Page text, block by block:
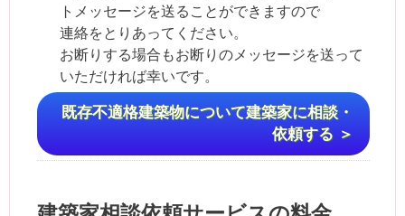
トメッセージを送ることができますので
連絡をとりあってください。
お断りする場合もお断りのメッセージを送って
いただければ幸いです。
既存不適格建築物について建築家に相談・
依頼する ＞